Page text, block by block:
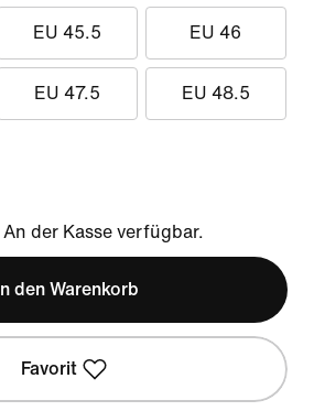
EU 45.5 EU 46
EU 47.5 EU 48.5
Klarna
An der Kasse verfügbar.
In den Warenkorb
Favorit